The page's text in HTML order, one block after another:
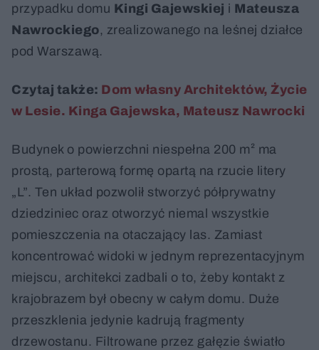
przypadku domu Kingi Gajewskiej i Mateusza
Nawrockiego, zrealizowanego na leśnej działce
pod Warszawą.
Czytaj także: Dom własny Architektów, Życie
w Lesie. Kinga Gajewska, Mateusz Nawrocki
Budynek o powierzchni niespełna 200 m² ma
prostą, parterową formę opartą na rzucie litery
„L”. Ten układ pozwolił stworzyć półprywatny
dziedziniec oraz otworzyć niemal wszystkie
pomieszczenia na otaczający las. Zamiast
koncentrować widoki w jednym reprezentacyjnym
miejscu, architekci zadbali o to, żeby kontakt z
krajobrazem był obecny w całym domu. Duże
przeszklenia jedynie kadrują fragmenty
drzewostanu. Filtrowane przez gałęzie światło